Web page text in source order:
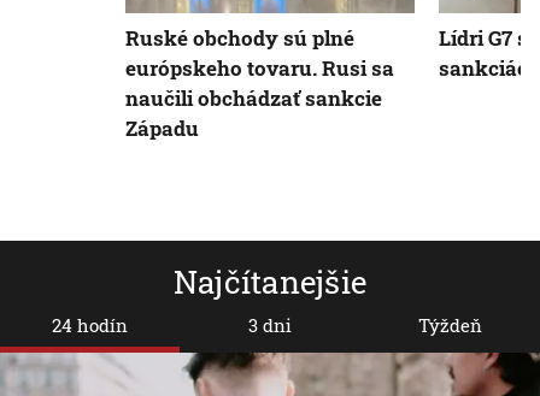
Najčítanejšie
24 hodín 3 dni Týždeň
Ruské obchody sú plné
európskeho tovaru. Rusi sa
naučili obchádzať sankcie
Západu
Lídri G7